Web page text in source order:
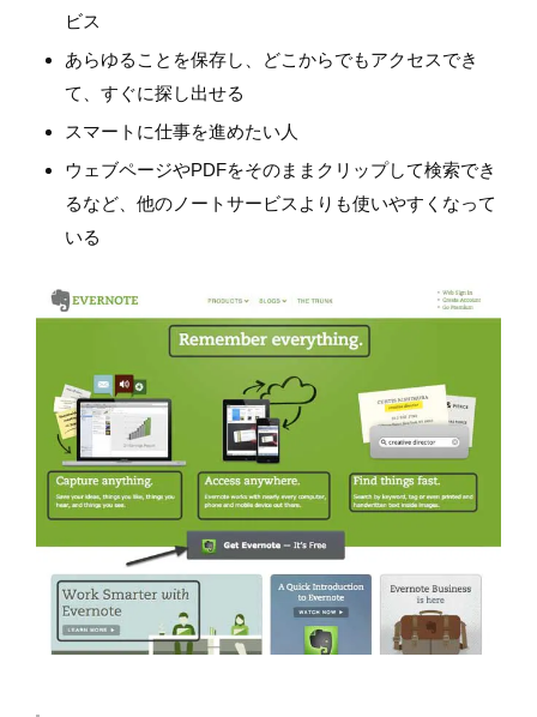
ビス
あらゆることを保存し、どこからでもアクセスでき
て、すぐに探し出せる
スマートに仕事を進めたい人
ウェブページやPDFをそのままクリップして検索でき
るなど、他のノートサービスよりも使いやすくなって
いる